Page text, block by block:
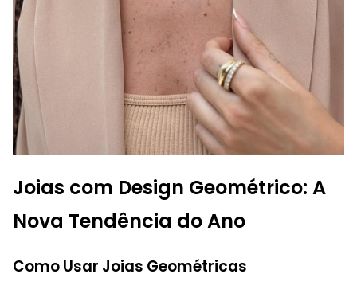
Joias com Design Geométrico: A
Nova Tendência do Ano
Como Usar Joias Geométricas